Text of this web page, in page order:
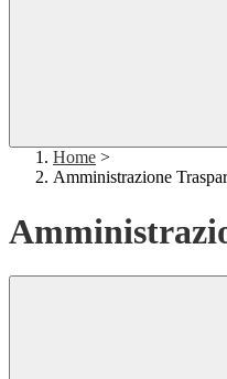
Home >
Amministrazione